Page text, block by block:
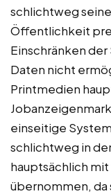
schlichtweg
Öffentlichkeit
Einschränken
Daten nicht
Printmedien
einseitige
schlichtweg in
hauptsächlich
übernommen, da